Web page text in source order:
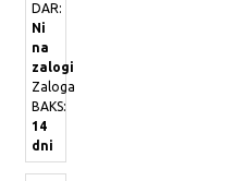
DAR:
Ni
na
zalogi
Zaloga
BAKS:
14
dni